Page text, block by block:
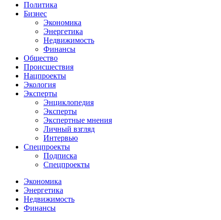
Политика
Бизнес
Экономика
Энергетика
Недвижимость
Финансы
Общество
Происшествия
Нацпроекты
Экология
Эксперты
Энциклопедия
Эксперты
Экспертные мнения
Личный взгляд
Интервью
Спецпроекты
Подписка
Спецпроекты
Экономика
Энергетика
Недвижимость
Финансы